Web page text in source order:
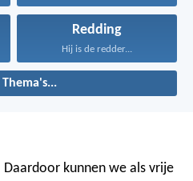
Redding
Hij is de redder...
kunnen we als vrije